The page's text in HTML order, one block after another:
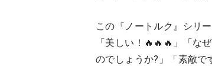
この『ノートルク』シリ
「美しい！🔥🔥🔥」「な
のでしょうか?」「素敵で